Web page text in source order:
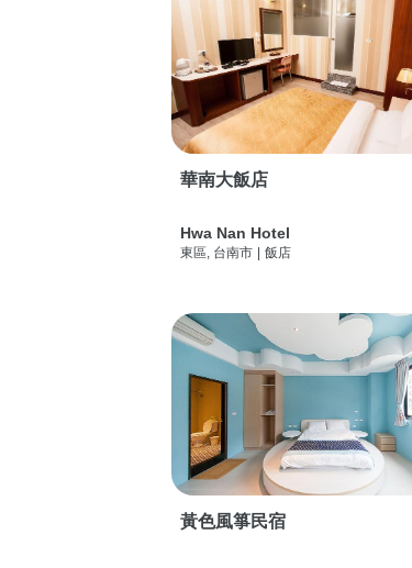
華南大飯店
Hwa Nan Hotel
東區, 台南市 飯店
黃色風箏民宿